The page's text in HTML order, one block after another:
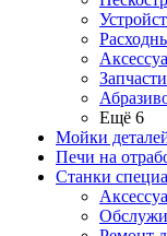
Ещё 6
Мойки
Печи на
Станки